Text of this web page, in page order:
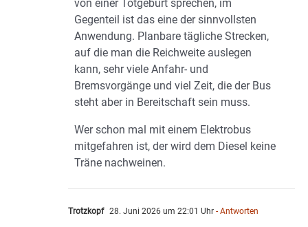
von einer Totgeburt sprechen, im
Gegenteil ist das eine der sinnvollsten
Anwendung. Planbare tägliche Strecken,
auf die man die Reichweite auslegen
kann, sehr viele Anfahr- und
Bremsvorgänge und viel Zeit, die der Bus
steht aber in Bereitschaft sein muss.
Wer schon mal mit einem Elektrobus
mitgefahren ist, der wird dem Diesel keine
Träne nachweinen.
Trotzkopf 28. Juni 2026 um 22:01 Uhr - Antworten